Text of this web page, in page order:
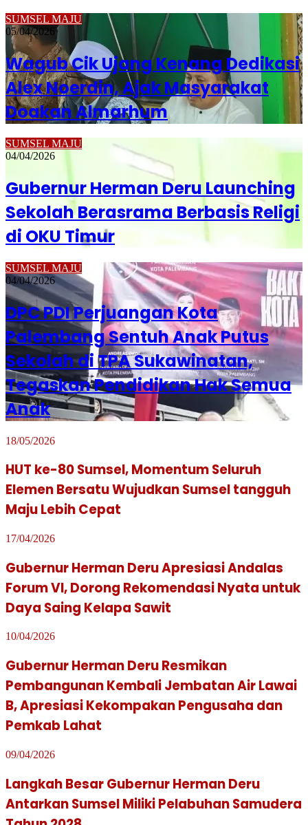
SUMSEL MAJU
05/04/2026
Wagub Cik Ujang Kenang Dedikasi
Alex Noerdin, Ajak Masyarakat
Doakan Almarhum
SUMSEL MAJU
04/04/2026
Gubernur Herman Deru Launching
Sekolah Berasrama Berbasis Religi
di OKU Timur
SUMSEL MAJU
04/04/2026
DPC PDI Perjuangan Kota
Palembang Sentuh Anak Putus
Sekolah di TPA Sukawinatan,
Tegaskan Pendidikan Hak Semua
Anak
18/05/2026
HUT ke-80 Sumsel, Momentum Seluruh
Elemen Bersatu Wujudkan Sumsel tangguh
Maju Lebih Cepat
17/04/2026
Gubernur Herman Deru Apresiasi Andalas
Forum VI, Dorong Rekomendasi Nyata untuk
Daya Saing Kelapa Sawit
10/04/2026
Gubernur Herman Deru Resmikan
Pembangunan Kembali Jembatan Air Lawai
B, Apresiasi Kekompakan Pengusaha dan
Pemkab Lahat
09/04/2026
Langkah Besar Gubernur Herman Deru
Antarkan Sumsel Miliki Pelabuhan Samudera